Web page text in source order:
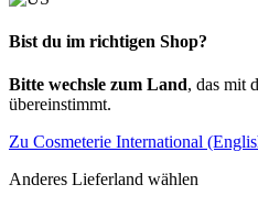
Bist du im richtigen Shop?
Bitte wechsle zum Land, das mit
übereinstimmt.
Zu Cosmeterie International
Anderes Lieferland wählen